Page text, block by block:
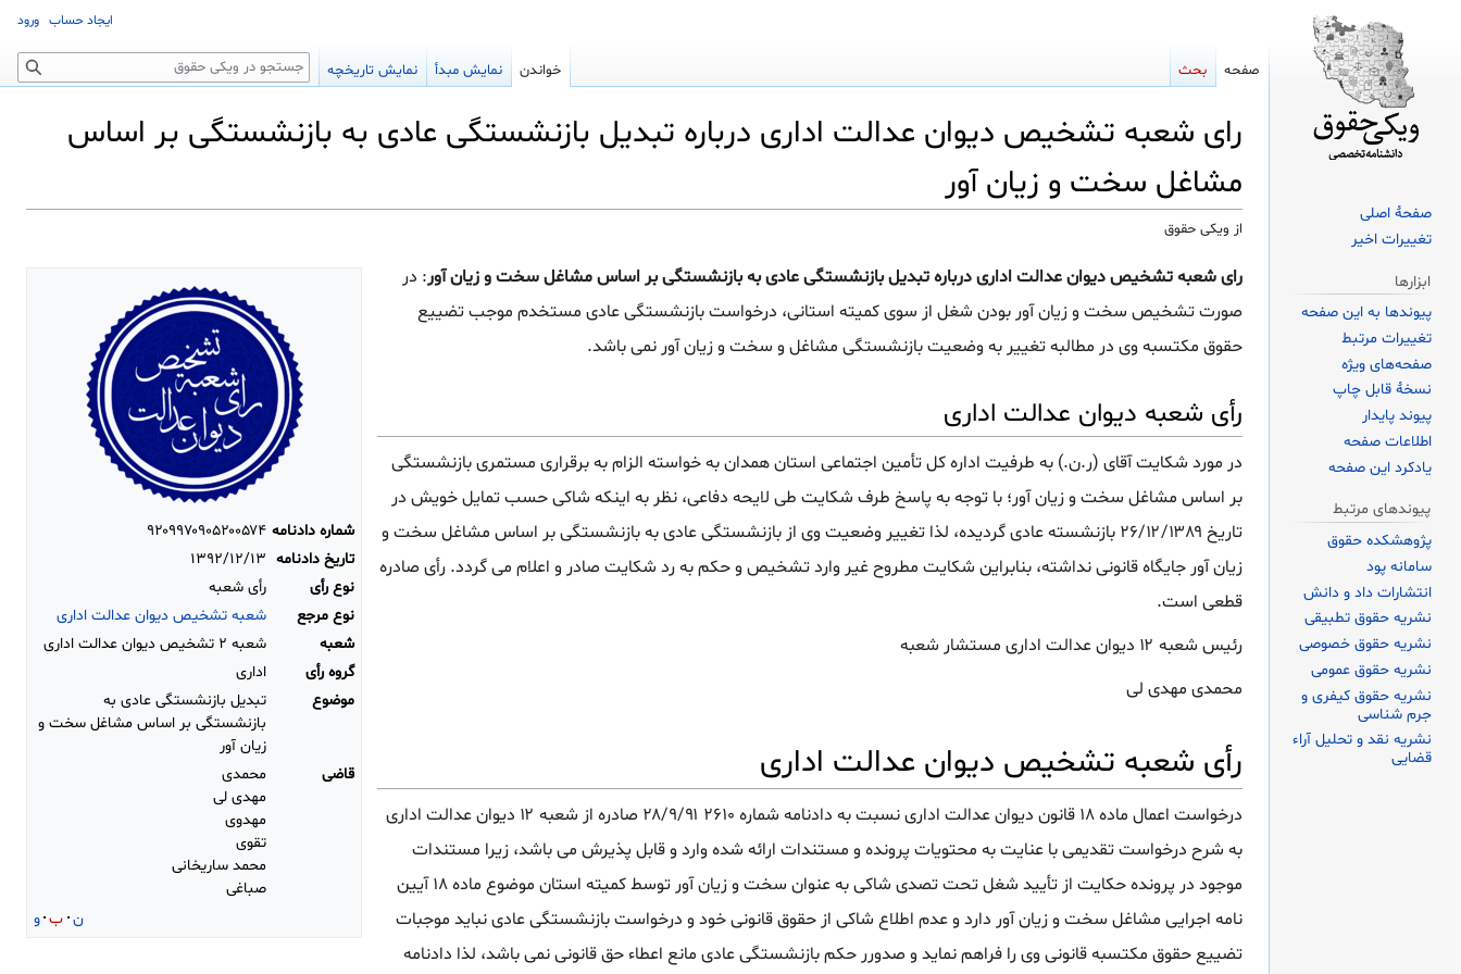
رای شعبه تشخیص دیوان عدالت اداری درباره تبدیل بازنشستگی عادی به بازنشستگی بر اساس
مشاغل سخت و زیان آور
از ویکی حقوق
پرش
ناوبری
پرش
جستجو
شماره دادنامه ۹۲۰۹۹۷۰۹۰۵۲۰۰۵۷۴
تاریخ دادنامه ۱۳۹۲/۱۲/۱۳
نوع رأی
رأی شعبه
نوع مرجع
شعبه تشخیص دیوان عدالت اداری
شعبه
شعبه ۲ تشخیص دیوان عدالت اداری
گروه رأی
اداری
موضوع
تبدیل بازنشستگی عادی به
بازنشستگی بر اساس مشاغل سخت و
زیان آور
قاضی
محمدی
مهدی لی
مهدوی
تقوی
محمد ساریخانی
صباغی
ن ب و
رای شعبه تشخیص دیوان عدالت اداری درباره تبدیل بازنشستگی عادی به بازنشستگی بر اساس مشاغل سخت و زیان آور: در
صورت تشخیص سخت و زیان آور بودن شغل از سوی کمیته استانی، درخواست بازنشستگی عادی مستخدم موجب تضییع
حقوق مکتسبه وی در مطالبه تغییر به وضعیت بازنشستگی مشاغل و سخت و زیان آور نمی باشد.
رأی شعبه دیوان عدالت اداری
در مورد شکایت آقای (ر.ن.) به طرفیت اداره کل تأمین اجتماعی استان همدان به خواسته الزام به برقراری مستمری بازنشستگی
بر اساس مشاغل سخت و زیان آور؛ با توجه به پاسخ طرف شکایت طی لایحه دفاعی، نظر به اینکه شاکی حسب تمایل خویش در
تاریخ ۲۶/۱۲/۱۳۸۹ بازنشسته عادی گردیده، لذا تغییر وضعیت وی از بازنشستگی عادی به بازنشستگی بر اساس مشاغل سخت و
زیان آور جایگاه قانونی نداشته، بنابراین شکایت مطروح غیر وارد تشخیص و حکم به رد شکایت صادر و اعلام می گردد. رأی صادره
قطعی است.
رئیس شعبه ۱۲ دیوان عدالت اداری مستشار شعبه
محمدی مهدی لی
رأی شعبه تشخیص دیوان عدالت اداری
درخواست اعمال ماده ۱۸ قانون دیوان عدالت اداری نسبت به دادنامه شماره ۲۶۱۰ ۲۸/۹/۹۱ صادره از شعبه ۱۲ دیوان عدالت اداری
به شرح درخواست تقدیمی با عنایت به محتویات پرونده و مستندات ارائه شده وارد و قابل پذیرش می باشد، زیرا مستندات
موجود در پرونده حکایت از تأیید شغل تحت تصدی شاکی به عنوان سخت و زیان آور توسط کمیته استان موضوع ماده ۱۸ آیین
نامه اجرایی مشاغل سخت و زیان آور دارد و عدم اطلاع شاکی از حقوق قانونی خود و درخواست بازنشستگی عادی نباید موجبات
تضییع حقوق مکتسبه قانونی وی را فراهم نماید و صدورر حکم بازنشستگی عادی مانع اعطاء حق قانونی نمی باشد، لذا دادنامه
ایجاد حساب ورود
صفحه بحث خواندن نمایش مبدأ نمایش تاریخچه جستجو
صفحهٔ اصلی
تغییرات اخیر
ابزارها
پیوندها به این صفحه
تغییرات مرتبط
صفحه‌های ویژه
نسخهٔ قابل چاپ
پیوند پایدار
اطلاعات صفحه
یادکرد این صفحه
پیوندهای مرتبط
پژوهشکده حقوق
سامانه پود
انتشارات داد و دانش
نشریه حقوق تطبیقی
نشریه حقوق خصوصی
نشریه حقوق عمومی
نشریه حقوق کیفری و
جرم شناسی
نشریه نقد و تحلیل آراء
قضایی